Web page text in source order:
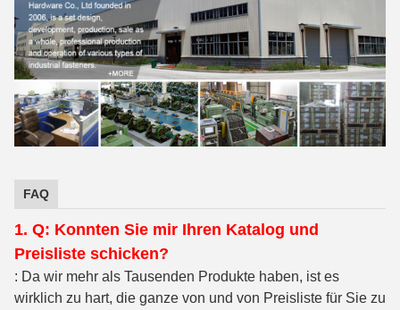
FAQ
1. Q: Konnten Sie mir Ihren Katalog und
Preisliste schicken?
: Da wir mehr als Tausenden Produkte haben, ist es
wirklich zu hart, die ganze von und von Preisliste für Sie zu